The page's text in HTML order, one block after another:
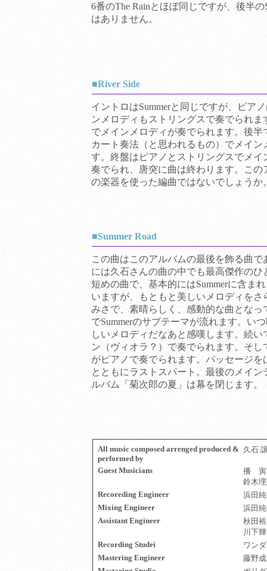
6番のThe Rainとほぼ同じですが、後半
はありません。
■River Side
イントロはSummerと同じですが、ピア
ンメロディもストリングスで奏でられ
でメインメロディが奏でられます。後
カート奏法（と思われるもの）でメイ
す。終盤はピアノとストリングスでメイ
奏でられ、唐突に曲は終わります。この
の楽器を使った編曲ではないでしょうか
■Summer Road
この曲はこのアルバムの最後を飾る曲
には久石さんの曲の中でも最高傑作の
短めの曲で、基本的にはSummerに含ま
いますが、もともと美しいメロディを
みさで、素晴らしく、感動的な曲となっ
でSummerのサブテーマが流れます。い
しいメロディだなあと感嘆します。続
ン（ヴィオラ？）で奏でられます。そし
がピアノで奏でられます。パッセージ
とともにラストスパート。最後のメイ
ルバム「菊次郎の夏」は幕を閉じます。
All music composed arrenged produced &
performed by
久石
Guest Musicians
播 寅
鈴木
Recoreding Engineer
浜田
Mixing Engineer
浜田
Assistant Engineer
秋田
川下
Recording Studei
ワン
Mastering Engineer
藤野